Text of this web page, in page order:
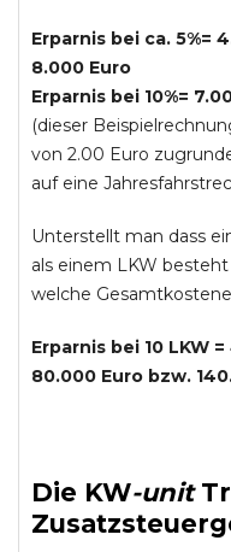
Erparnis bei ca.
8.000 Euro
Erparnis bei 10%=
(dieser
von 2.00 Euro
auf eine
Unterstellt man dass
als einem LKW
welche
Erparnis bei 10 LKW
80.000 Euro bzw.
Die KW-unit